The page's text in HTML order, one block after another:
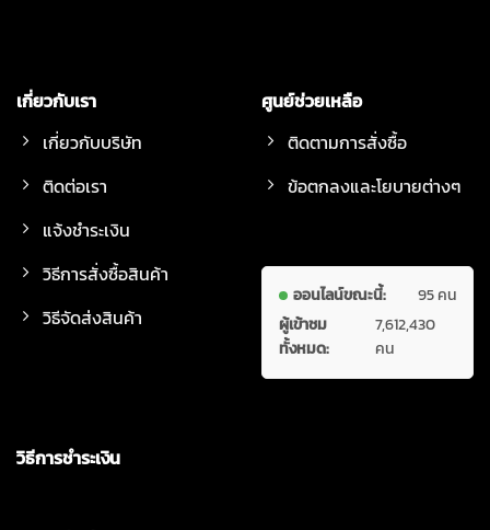
เกี่ยวกับเรา
เกี่ยวกับบริษัท
ติดต่อเรา
แจ้งชำระเงิน
วิธีการสั่งซื้อสินค้า
วิธีจัดส่งสินค้า
ศูนย์ช่วยเหลือ
ติดตามการสั่งซื้อ
ข้อตกลงและโยบายต่างๆ
ออนไลน์ขณะนี้:
95 คน
ผู้เข้าชม
ทั้งหมด:
7,612,430
คน
วิธีการชำระเงิน